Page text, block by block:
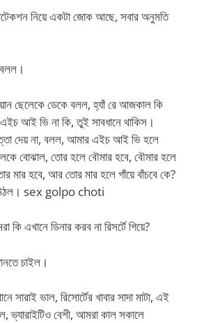
নিয়ে একটা জোক আছে, সবার অনুমতি
ছেলেকে ডেকে বলল, হ্যাঁ রে আজকাল কি
আই ভি না কি, তুই সাবধানে থাকিস।
দেয় না, বলল, আমার এইচ আই ভি হলে
বোঝাল, তোর হলে বৌমার হবে, বৌমার হলে
মার হবে, আর তোর মার হলে গাঁয়ে বাঁচবে কে?
উঠল। sex golpo choti
কি এখানে ডিনার করব না রিসর্টে গিয়ে?
চাইল।
সারাই ভাল, রিসোর্টের খাবার সাদা মাটা, এই
ভ্যারাইটিও বেশী, আমরা কাল সকালে